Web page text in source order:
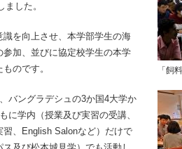
「飼
した。
を向上させ、本学部学生の海
加、並びに協定校学生の本学
のです。
バングラデシュの3か国4大学か
に学内（授業及び実習の受講、
、English Salonなど）だけで